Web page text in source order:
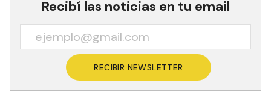
Recibí las noticias en tu email
RECIBIR NEWSLETTER